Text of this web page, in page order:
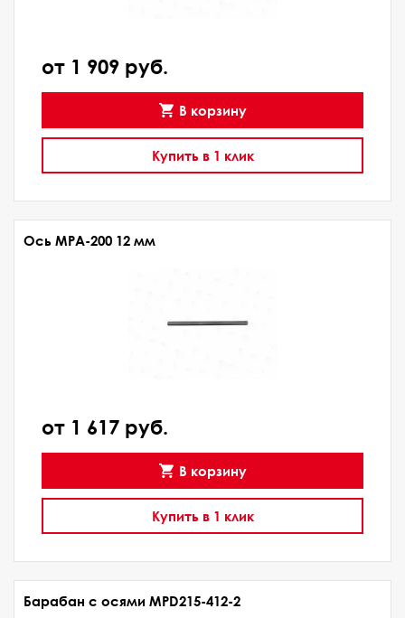
от 1 909 руб.
В корзину
Купить в 1 клик
Ось МРА-200 12 мм
от 1 617 руб.
В корзину
Купить в 1 клик
Барабан с осями MPD215-412-2